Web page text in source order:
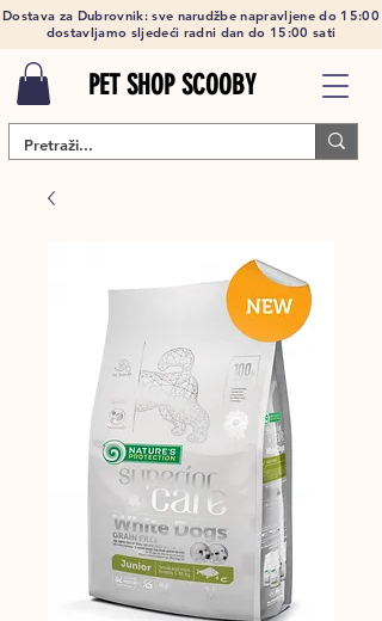
Dostava za Dubrovnik: sve narudžbe napravljene do 15:00
dostavljamo sljedeći radni dan do 15:00 sati
PET SHOP SCOOBY